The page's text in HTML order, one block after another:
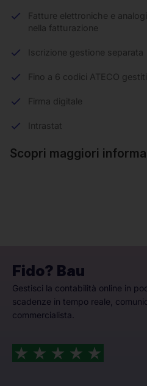
Fatture elettroniche e
nella fatturazione
Iscrizione gestione separata
Fino a 6 codici ATECO
Firma digitale
Intrastat
Scopri maggiori
Fido? Bau
Gestisci la contabilità online in
scadenze in tempo reale,
commercialista.